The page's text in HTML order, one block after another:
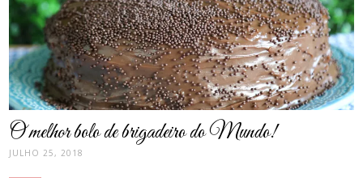
O melhor bolo de brigadeiro do Mundo!
JULHO 25, 2018